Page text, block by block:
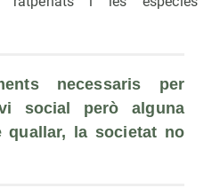
necessaris per
social però alguna
quallar, la societat no